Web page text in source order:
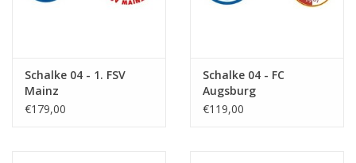
Schalke 04 - 1. FSV
Mainz
€179,00
Schalke 04 - FC
Augsburg
€119,00